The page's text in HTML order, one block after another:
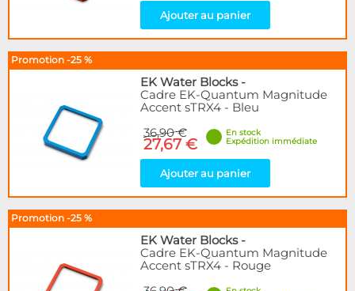
Ajouter au panier
Promotion -25 %
EK Water Blocks-
Cadre EK-Quantum Magnitude
Accent sTRX4 - Bleu
36,90 €
27,67 €
En stock
Expédition immédiate
Ajouter au panier
Promotion -25 %
EK Water Blocks-
Cadre EK-Quantum Magnitude
Accent sTRX4 - Rouge